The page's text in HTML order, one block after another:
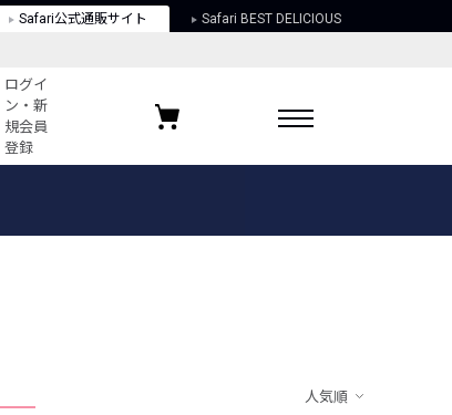
Safari公式通販サイト Safari BEST DELICIOUS
ログイ
ン・新
規会員
登録
お気に入りブランド
人気順